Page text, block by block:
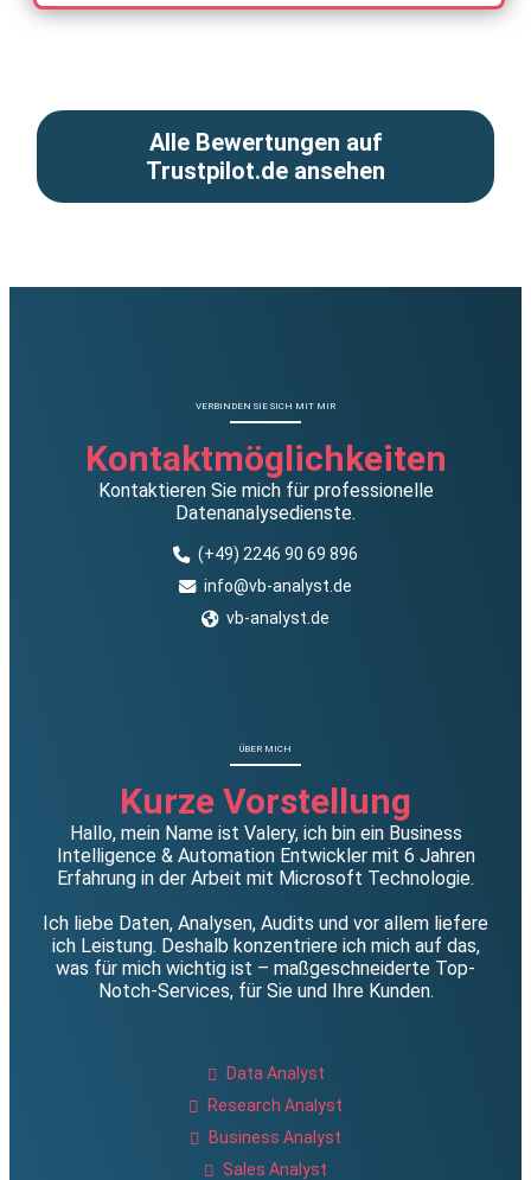
Alle Bewertungen auf
Trustpilot.de ansehen
VERBINDEN SIE SICH MIT MIR
Kontaktmöglichkeiten
Kontaktieren Sie mich für professionelle
Datenanalysedienste.
(+49) 2246 90 69 896
info@vb-analyst.de
vb-analyst.de
ÜBER MICH
Kurze Vorstellung
Hallo, mein Name ist Valery, ich bin ein Business
Intelligence & Automation Entwickler mit 6 Jahren
Erfahrung in der Arbeit mit Microsoft Technologie.
Ich liebe Daten, Analysen, Audits und vor allem liefere
ich Leistung. Deshalb konzentriere ich mich auf das,
was für mich wichtig ist – maßgeschneiderte Top-
Notch-Services, für Sie und Ihre Kunden.
Data Analyst
Research Analyst
Business Analyst
Sales Analyst